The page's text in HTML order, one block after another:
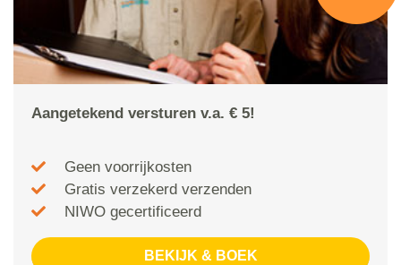
Aangetekend versturen v.a. € 5!
Geen voorrijkosten
Gratis verzekerd verzenden
NIWO gecertificeerd
BEKIJK & BOEK